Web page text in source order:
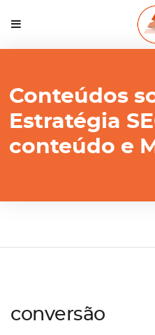
Conteúdos
Estratégia
conteúdo e
conversão